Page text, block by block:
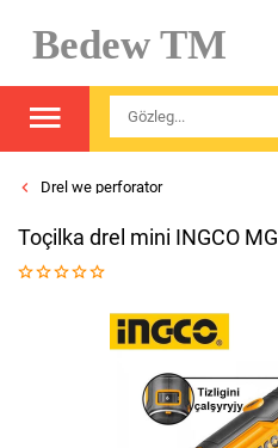
Bedew TM
Drel we perforator
Toçilka drel mini INGCO